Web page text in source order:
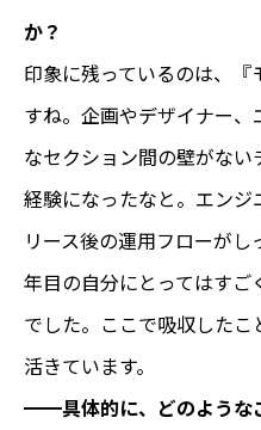
か？
印象に残っているのは、
すね。企画やデザイナー、
なセクション間の壁がな
経験になったなと。エン
リース後の運用フローが
年目の自分にとってはす
でした。ここで吸収した
活きています。
━━具体的に、どのような